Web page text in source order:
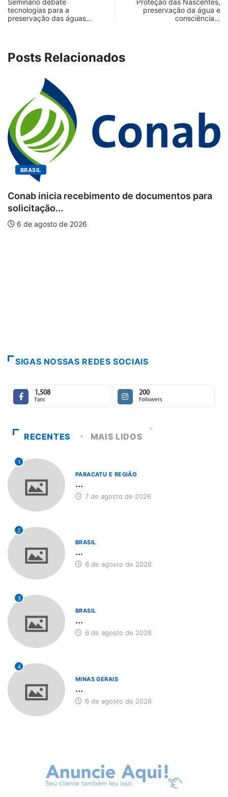
tecnologias para a
preservação das águas…
preservação da água e
consciência…
Posts Relacionados
inicia recebimento de documentos para
de 2026
SIGAS NOSSAS REDES SOCIAIS
1,508
Fans
200
Followers
RECENTES MAIS LIDOS
1
PARACATU E REGIÃO
...
7 de agosto de 2026
2
BRASIL
...
6 de agosto de 2026
3
BRASIL
...
6 de agosto de 2026
4
MINAS GERAIS
...
6 de agosto de 2026